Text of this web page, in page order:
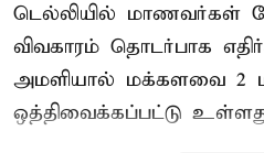
டெல்லியில் மாணவர்கள்
விவகாரம் தொடர்பாக
அமளியால் மக்களவை 2
ஒத்திவைக்கப்பட்டு